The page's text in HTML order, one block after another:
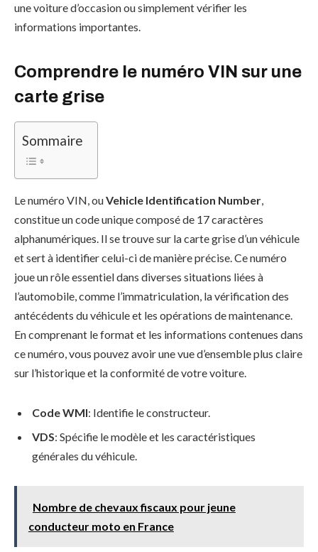
une voiture d’occasion ou simplement vérifier les
informations importantes.
Comprendre le numéro VIN sur une
carte grise
Sommaire
Le numéro VIN, ouVehicle Identification Number,
constitue un code unique composé de 17 caractères
alphanumériques. Il se trouve sur la carte grise d’un véhicule
et sert à identifier celui-ci de manière précise. Ce numéro
joue un rôle essentiel dans diverses situations liées à
l’automobile, comme l’immatriculation, la vérification des
antécédents du véhicule et les opérations de maintenance.
En comprenant le format et les informations contenues dans
ce numéro, vous pouvez avoir une vue d’ensemble plus claire
sur l’historique et la conformité de votre voiture.
Code WMI: Identifie le constructeur.
VDS: Spécifie le modèle et les caractéristiques
générales du véhicule.
Nombre de chevaux fiscaux pour jeune
conducteur moto en France